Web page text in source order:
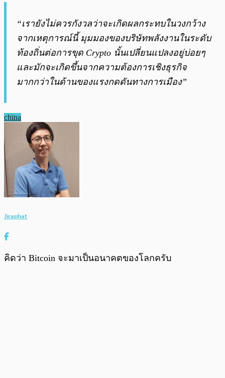
“เรายังไม่ควรกังวลว่าจะเกิดผลกระทบในวงกว้าง
จากเหตุการณ์นี้ มุมมองของบริษัทพลังงานในระดับ
ท้องถิ่นต่อการขุด Crypto นั้นเปลี่ยนแปลงอยู่บ่อยๆ
และมักจะเกิดขึ้นจากความต้องการเชิงธุรกิจ
มากกว่าในด้านของแรงกดดันทางการเมือง”
china
Jiraphat
คิดว่า Bitcoin จะมาเป็นอนาคตของโลกครับ